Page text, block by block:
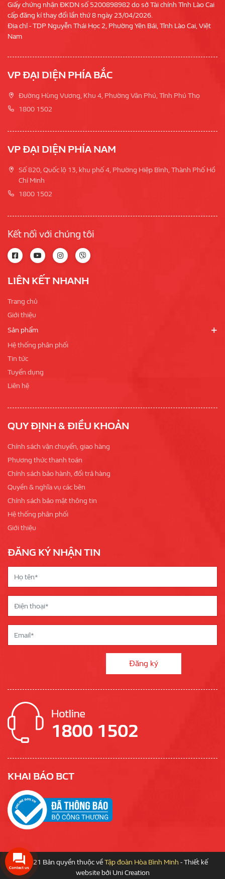
Giấy chứng nhận ĐKDN số 5200898982 do sở Tài chính Tỉnh Lào Cai
cấp đăng kí thay đổi lần thứ 8 ngày 23/04/2026.
Địa chỉ - TDP Nguyễn Thái Học 2, Phường Yên Bái, Tỉnh Lào Cai, Việt
Nam
VP ĐẠI DIỆN PHÍA BẮC
Đường Hùng Vương, Khu 4, Phường Vân Phú, Tỉnh Phú Thọ
1800 1502
VP ĐẠI DIỆN PHÍA NAM
Số 820, Quốc lộ 13, khu phố 4, Phường Hiệp Bình, Thành Phố Hồ
Chí Minh
1800 1502
Kết nối với chúng tôi
LIÊN KẾT NHANH
Trang chủ
Giới thiệu
Sản phẩm
Hệ thống phân phối
Tin tức
Tuyển dụng
Liên hệ
QUY ĐỊNH & ĐIỀU KHOẢN
Chính sách vận chuyển, giao hàng
Phương thức thanh toán
Chính sách bảo hành, đổi trả hàng
Quyền & nghĩa vụ các bên
Chính sách bảo mật thông tin
Hệ thống phân phối
Giới thiệu
ĐĂNG KÝ NHẬN TIN
KHAI BÁO BCT
© 2021 Bản quyền thuộc vềTập đoàn Hòa Bình Minh-Thiết kế
websitebởiUni Creation
Contact us